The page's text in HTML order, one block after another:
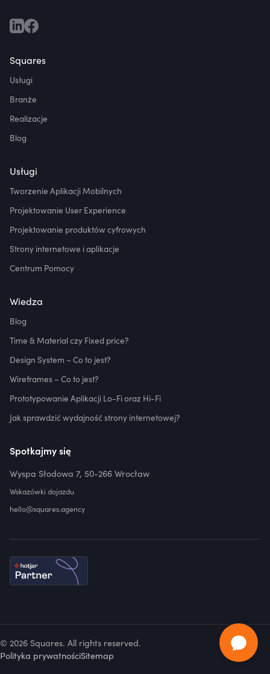
Squares
Usługi
Branże
Realizacje
Blog
Usługi
Tworzenie Aplikacji Mobilnych
Projektowanie User Experience
Projektowanie produktów cyfrowych
Strony internetowe i aplikacje
Centrum Pomocy
Wiedza
Blog
Time & Material czy Fixed price?
Design System – Co to jest?
Wireframes – Co to jest?
Prototypowanie Aplikacji Lo-Fi oraz Hi-Fi
Jak sprawdzić wydajność strony internetowej?
Spotkajmy się
Wyspa Słodowa 7, 50-266 Wrocław
Wskazówki dojazdu
hello@squares.agency
© 2026 Squares. All rights reserved.
Polityka prywatnościSitemap